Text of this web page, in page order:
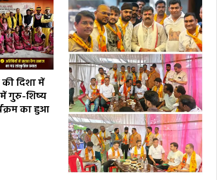
दिशा में
गुरु-शिष्य
का हुआ